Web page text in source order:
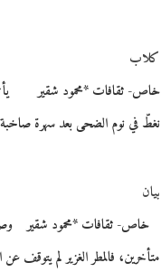
كلاب
خاص- ثقافات *محمود شقير
نغطّ في نوم الضحى بعد سهرة
بيان
خاص- ثقافات *محمود شقير
متأخرين، فالمطر الغزير لم يتوقف